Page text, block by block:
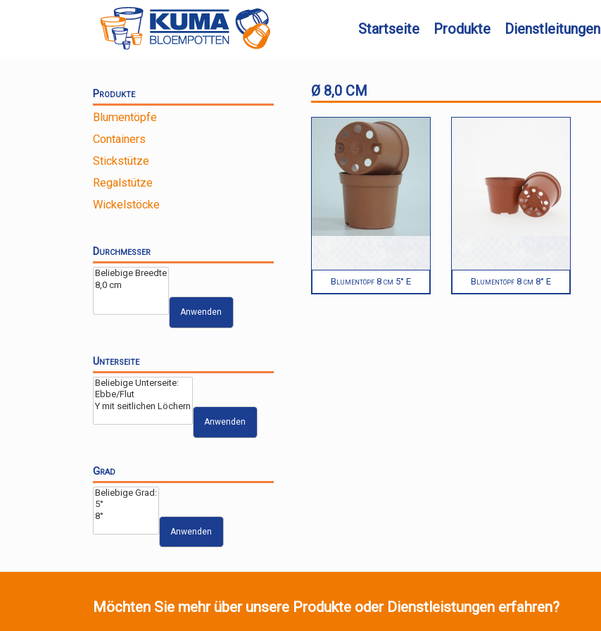
Startseite Produkte Dienstleitungen
Ø 8,0 CM
Blumentöpf 8 cm 5° E Blumentöpf 8 cm 8° E
Produkte
Blumentöpfe
Containers
Stickstütze
Regalstütze
Wickelstöcke
Durchmesser
Anwenden
Unterseite
Anwenden
Grad
Anwenden
Möchten Sie mehr über unsere Produkte oder Dienstleistungen erfahren?